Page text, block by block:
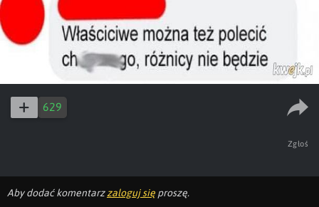
629
Zgłoś
Aby dodać komentarzzaloguj się proszę.